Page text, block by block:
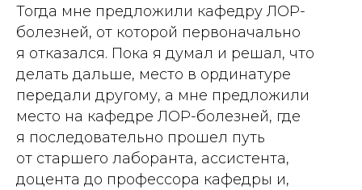
Тогда мне предложили кафедру ЛОР-
болезней, от которой первоначально
я отказался. Пока я думал и решал, что
делать дальше, место в ординатуре
передали другому, а мне предложили
место на кафедре ЛОР-болезней, где
я последовательно прошел путь
от старшего лаборанта, ассистента,
доцента до профессора кафедры и,